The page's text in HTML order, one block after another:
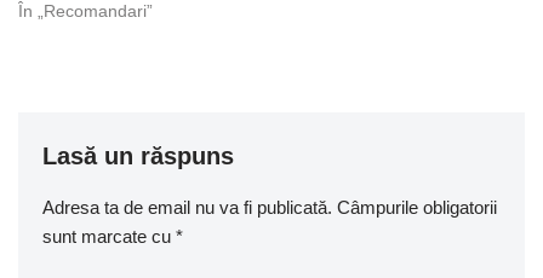
În „Recomandari”
Lasă un răspuns
Adresa ta de email nu va fi publicată. Câmpurile obligatorii
sunt marcate cu *